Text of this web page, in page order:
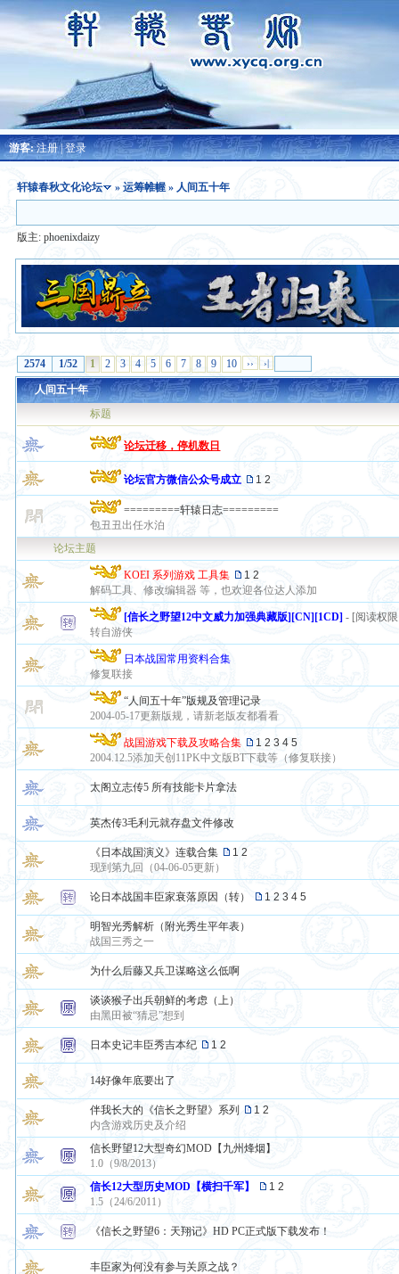
游客:注册|登录
轩辕春秋文化论坛 »运筹帷幄 » 人间五十年
版主:phoenixdaizy
2574 1/52 1 2 3 4 5 6 7 8 9 10 ›› ›|
人间五十年
标题
论坛迁移，停机数日
论坛官方微信公众号成立 1 2
=========轩辕日志=========
包丑丑出任水泊
论坛主题
KOEI 系列游戏 工具集 1 2
解码工具、修改编辑器 等，也欢迎各位达人添加
[信长之野望12中文威力加强典藏版][CN][1CD] - [阅读权
转自游侠
日本战国常用资料合集
修复联接
“人间五十年”版规及管理记录
2004-05-17更新版规，请新老版友都看看
战国游戏下载及攻略合集 1 2 3 4 5
2004.12.5添加天创11PK中文版BT下载等（修复联接）
太阁立志传5 所有技能卡片拿法
英杰传3毛利元就存盘文件修改
《日本战国演义》连载合集 1 2
现到第九回（04-06-05更新）
论日本战国丰臣家衰落原因（转） 1 2 3 4 5
明智光秀解析（附光秀生平年表）
战国三秀之一
为什么后藤又兵卫谋略这么低啊
谈谈猴子出兵朝鲜的考虑（上）
由黑田被“猜忌”想到
日本史记丰臣秀吉本纪 1 2
14好像年底要出了
伴我长大的《信长之野望》系列 1 2
内含游戏历史及介绍
信长野望12大型奇幻MOD【九州烽烟】
1.0（9/8/2013）
信长12大型历史MOD【横扫千军】
1 2
1.5（24/6/2011）
《信长之野望6：天翔记》HD PC正式版下载发布！
丰臣家为何没有参与关原之战？